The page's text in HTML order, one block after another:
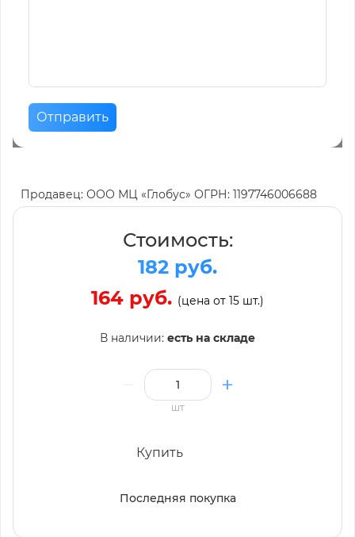
Отправить
Продавец: ООО МЦ «Глобус» ОГРН: 1197746006688
Стоимость:
182 руб.
164 руб. (цена от 15 шт.)
В наличии: есть на складе
шт
Купить
Последняя покупка